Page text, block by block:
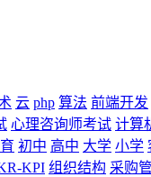
云 php 算法 前端开发
心理咨询师考试 计算
初中 高中 大学 小学
KPI 组织结构 采购